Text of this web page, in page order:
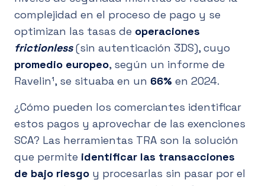
complejidad en el proceso de pago y se
optimizan las tasas de operaciones
frictionless(sin autenticación 3DS), cuyo
promedio europeo, según un informe de
Ravelin¹, se situaba en un 66% en 2024.
¿Cómo pueden los comerciantes identificar
estos pagos y aprovechar de las exenciones
SCA? Las herramientas TRA son la solución
que permite identificar las transacciones
de bajo riesgo y procesarlas sin pasar por el